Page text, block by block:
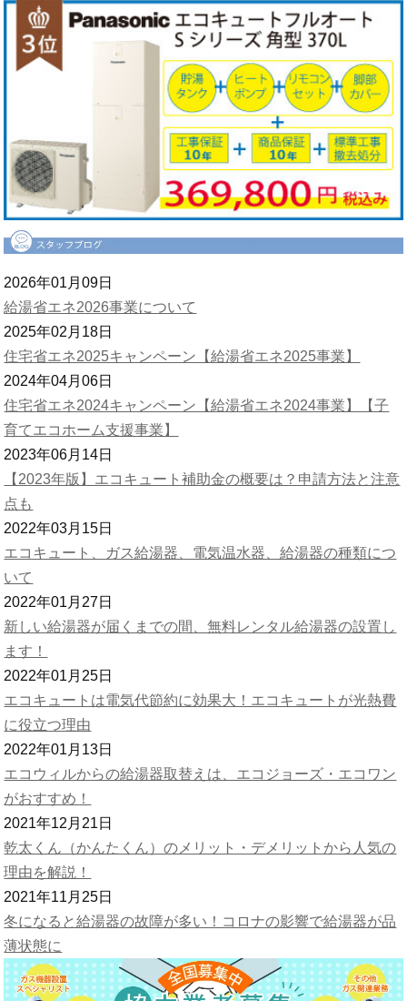
2026年01月09日
給湯省エネ2026事業について
2025年02月18日
住宅省エネ2025キャンペーン【給湯省エネ2025事業】
2024年04月06日
住宅省エネ2024キャンペーン【給湯省エネ2024事業】【子
育てエコホーム支援事業】
2023年06月14日
【2023年版】エコキュート補助金の概要は？申請方法と注意
点も
2022年03月15日
エコキュート、ガス給湯器、電気温水器、給湯器の種類につ
いて
2022年01月27日
新しい給湯器が届くまでの間、無料レンタル給湯器の設置し
ます！
2022年01月25日
エコキュートは電気代節約に効果大！エコキュートが光熱費
に役立つ理由
2022年01月13日
エコウィルからの給湯器取替えは、エコジョーズ・エコワン
がおすすめ！
2021年12月21日
乾太くん（かんたくん）のメリット・デメリットから人気の
理由を解説！
2021年11月25日
冬になると給湯器の故障が多い！コロナの影響で給湯器が品
薄状態に